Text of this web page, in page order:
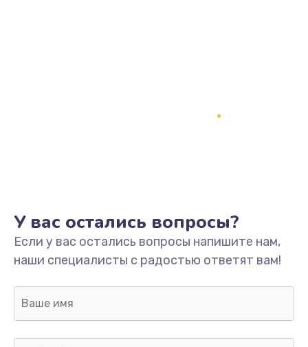
У вас остались вопросы?
Если у вас остались вопросы напишите нам,
наши специалисты с радостью ответят вам!